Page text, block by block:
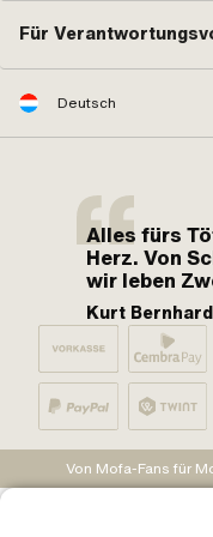
Für
Deutsch
Alles fürs
Herz. Von
wir leben
Kurt Bernhard
Von Mofa-Fans für